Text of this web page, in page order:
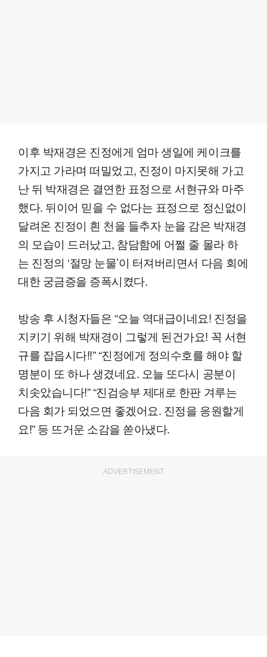
이후 박재경은 진정에게 엄마 생일에 케이크를
가지고 가라며 떠밀었고, 진정이 마지못해 가고
난 뒤 박재경은 결연한 표정으로 서현규와 마주
했다. 뒤이어 믿을 수 없다는 표정으로 정신없이
달려온 진정이 흰 천을 들추자 눈을 감은 박재경
의 모습이 드러났고, 참담함에 어쩔 줄 몰라 하
는 진정의 ‘절망 눈물’이 터져버리면서 다음 회에
대한 궁금증을 증폭시켰다.
방송 후 시청자들은 “오늘 역대급이네요! 진정을
지키기 위해 박재경이 그렇게 된건가요! 꼭 서현
규를 잡읍시다!!” “진정에게 정의수호를 해야 할
명분이 또 하나 생겼네요. 오늘 또다시 공분이
치솟았습니다!” “진검승부 제대로 한판 겨루는
다음 회가 되었으면 좋겠어요. 진정을 응원할게
요!” 등 뜨거운 소감을 쏟아냈다.
ADVERTISEMENT